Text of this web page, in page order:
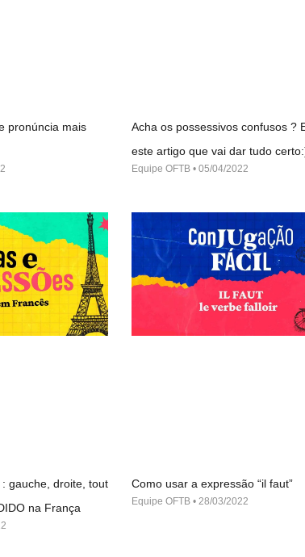
pronúncia mais
Acha os possessivos confusos ?
este artigo que vai dar tudo
Equipe OFTB 05/04/2022
gauche, droite, tout
na França
Como usar a expressão “il faut”
Equipe OFTB 28/03/2022